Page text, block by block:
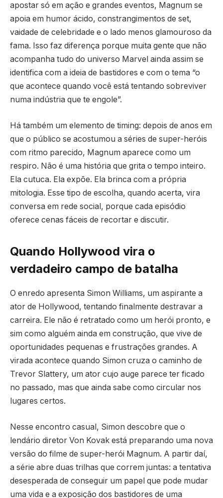
apostar só em ação e grandes eventos, Magnum se
apoia em humor ácido, constrangimentos de set,
vaidade de celebridade e o lado menos glamouroso da
fama. Isso faz diferença porque muita gente que não
acompanha tudo do universo Marvel ainda assim se
identifica com a ideia de bastidores e com o tema “o
que acontece quando você está tentando sobreviver
numa indústria que te engole”.
Há também um elemento de timing: depois de anos em
que o público se acostumou a séries de super-heróis
com ritmo parecido, Magnum aparece como um
respiro. Não é uma história que grita o tempo inteiro.
Ela cutuca. Ela expõe. Ela brinca com a própria
mitologia. Esse tipo de escolha, quando acerta, vira
conversa em rede social, porque cada episódio
oferece cenas fáceis de recortar e discutir.
Quando Hollywood vira o
verdadeiro campo de batalha
O enredo apresenta Simon Williams, um aspirante a
ator de Hollywood, tentando finalmente destravar a
carreira. Ele não é retratado como um herói pronto, e
sim como alguém ainda em construção, que vive de
oportunidades pequenas e frustrações grandes. A
virada acontece quando Simon cruza o caminho de
Trevor Slattery, um ator cujo auge parece ter ficado
no passado, mas que ainda sabe como circular nos
lugares certos.
Nesse encontro casual, Simon descobre que o
lendário diretor Von Kovak está preparando uma nova
versão do filme de super-herói Magnum. A partir daí,
a série abre duas trilhas que correm juntas: a tentativa
desesperada de conseguir um papel que pode mudar
uma vida e a exposição dos bastidores de uma